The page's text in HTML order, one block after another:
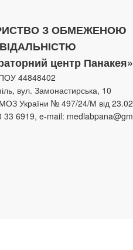
З ОБМЕЖЕНОЮ
центр Панакея»
44848402
вул. Замонастирська, 10
МОЗ України № 497/24/М від
33 6919, e-mail: